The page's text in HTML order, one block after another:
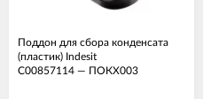
Поддон для сбора конденсата
(пластик) Indesit
C00857114 — ПОКХ003